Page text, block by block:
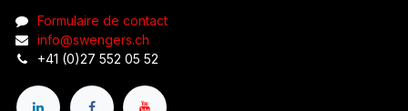
Formulaire de contact
info@swengers.ch
+41 (0)27 552 05 52